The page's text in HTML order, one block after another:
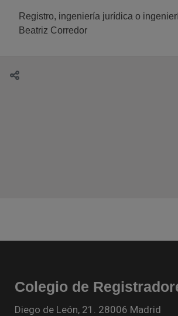
Registro, ingeniería jurídica o
Beatriz Corredor
Colegio de
Diego de León, 21. 28006 Madrid